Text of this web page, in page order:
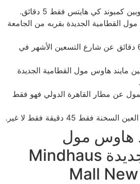
كمبوند كي هايتس فقط 5 دقائق.
القطامية الجديدة بقربه من الجامعة
يبعد المول فقط 6 دقائق عن شارع التسعين الأشهر في
مايند هاوس مول القطامية الجديدة
عن مطار القاهرة الدولي فهو فقط
فقط 45 دقيقة فقط لا غير.
هاوس مول
القطامية الجديدة Mindhaus
Mall